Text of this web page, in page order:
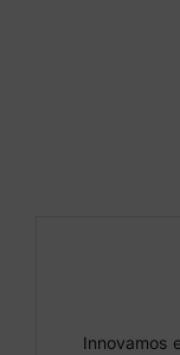
Innovamos